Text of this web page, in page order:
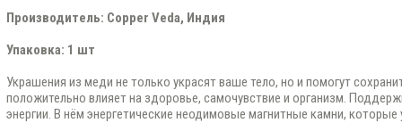
Производитель: Copper Veda, Индия
Упаковка: 1 шт
Украшения из меди не только украсят ваше тело, но и помогут
положительно влияет на здоровье, самочувствие и организм.
энергии. В нём энергетические неодимовые магнитные камни,